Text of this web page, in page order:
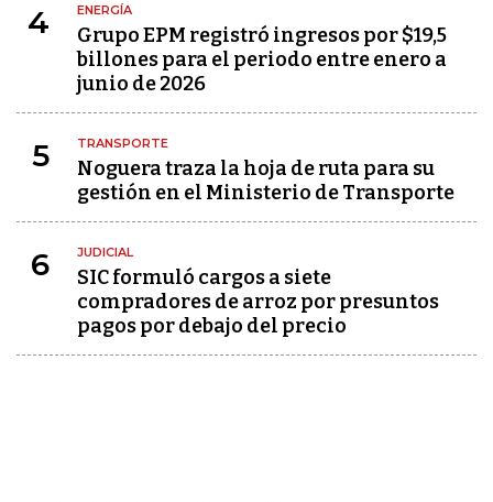
4 ENERGÍA
Grupo EPM registró ingresos por $19,5
billones para el periodo entre enero a
junio de 2026
5 TRANSPORTE
Noguera traza la hoja de ruta para su
gestión en el Ministerio de Transporte
6 JUDICIAL
SIC formuló cargos a siete
compradores de arroz por presuntos
pagos por debajo del precio